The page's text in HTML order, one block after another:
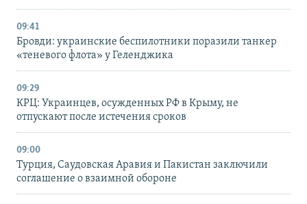
09:41
Бровди: украинские беспилотники поразили танкер
«теневого флота» у Геленджика
09:29
КРЦ: Украинцев, осужденных РФ в Крыму, не
отпускают после истечения сроков
09:00
Турция, Саудовская Аравия и Пакистан заключили
соглашение о взаимной обороне